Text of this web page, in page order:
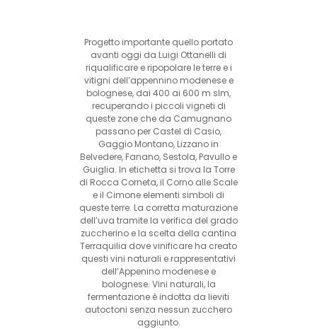
Progetto importante quello portato
avanti oggi da Luigi Ottanelli di
riqualificare e ripopolare le terre e i
vitigni dell’appennino modenese e
bolognese, dai 400 ai 600 m slm,
recuperando i piccoli vigneti di
queste zone che da Camugnano
passano per Castel di Casio,
Gaggio Montano, Lizzano in
Belvedere, Fanano, Sestola, Pavullo e
Guiglia. In etichetta si trova la Torre
di Rocca Corneta, il Corno alle Scale
e il Cimone elementi simboli di
queste terre. La corretta maturazione
dell’uva tramite la verifica del grado
zuccherino e la scelta della cantina
Terraquilia dove vinificare ha creato
questi vini naturali e rappresentativi
dell’Appenino modenese e
bolognese. Vini naturali, la
fermentazione è indotta da lieviti
autoctoni senza nessun zucchero
aggiunto.